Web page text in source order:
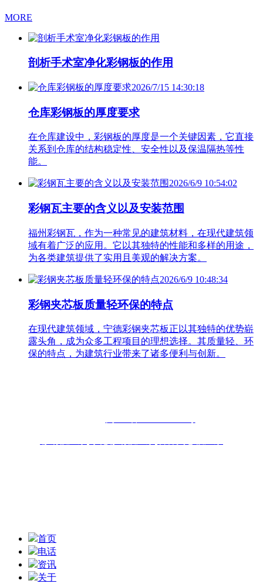
MORE
剖析手术室净化彩钢板的作用
2026/7/15 14:30:18
仓库彩钢板的厚度要求
在仓库建设中，彩钢板的厚度是一个关键因素，它直接
关系到仓库的结构稳定性、安全性以及保温隔热等性
能。
2026/6/9 10:54:02
彩钢瓦主要的含义以及安装范围
福州彩钢瓦，作为一种常见的建筑材料，在现代建筑领
域有着广泛的应用。它以其独特的性能和多样的用途，
为各类建筑提供了实用且美观的解决方案。
2026/6/9 10:48:34
彩钢夹芯板质量轻环保的特点
在现代建筑领域，宁德彩钢夹芯板正以其独特的优势崭
露头角，成为众多工程项目的理想选择。其质量轻、环
保的特点，为建筑行业带来了诸多便利与创新。
首页
电话
资讯
关于